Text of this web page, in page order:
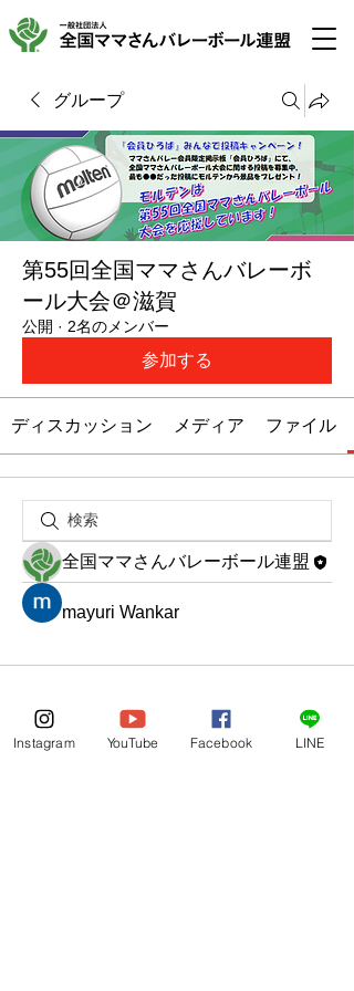
グループ
第55回全国ママさんバレーボ
ール大会＠滋賀
公開 · 2名のメンバー
参加する
ディスカッション メディア ファイル
全国ママさんバレーボール連盟
mayuri Wankar
Instagram YouTube Facebook LINE